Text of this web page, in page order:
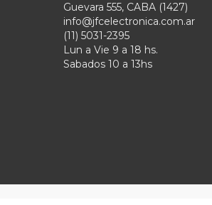
Guevara 555, CABA (1427)
info@jfcelectronica.com.ar
(11) 5031-2395
Lun a Vie 9 a 18 hs.
Sabados 10 a 13hs